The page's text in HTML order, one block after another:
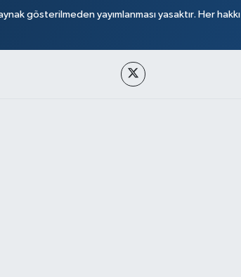
gösterilmeden yayımlanması yasaktır. Her hakkı